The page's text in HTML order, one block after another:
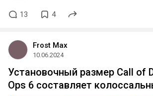
13 4
Frost Max
10.06.2024
Установочный размер Call of
Ops 6 составляет